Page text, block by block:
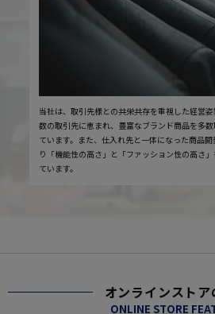
当社は、取引先様との共栄共存を重視した経営
数の取引先に恵まれ、豊富なブランド商品を多
ています。また、仕入れ先と一体になった商品
り「機能性の高さ」と「ファッション性の高さ
ています。
オンラインストア
ONLINE STORE